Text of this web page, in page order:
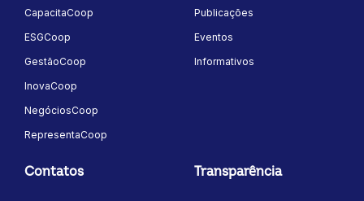
CapacitaCoop
ESGCoop
GestãoCoop
InovaCoop
NegóciosCoop
RepresentaCoop
Publicações
Eventos
Informativos
Contatos Transparência